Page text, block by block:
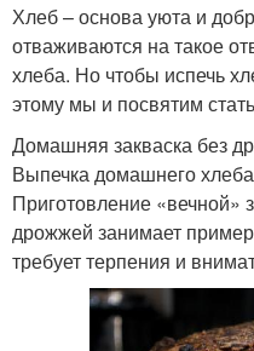
Хлеб – основа уюта и
отваживаются на такое
хлеба. Но чтобы испечь
этому мы и посвятим
Домашняя закваска без
Выпечка домашнего хлеба
Приготовление «вечной»
дрожжей занимает
требует терпения и